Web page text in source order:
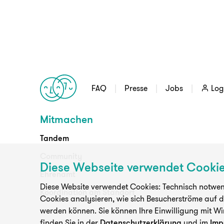
FAQ Presse Jobs
Mitmachen
Tandem
Ehrenamt
Koordination am Standort
Diese Webseite verwendet
Diese Website verwendet Cookies: Technisch
Cookies analysieren, wie sich Besucherströme auf
werden können. Sie können Ihre Einwilligung mit